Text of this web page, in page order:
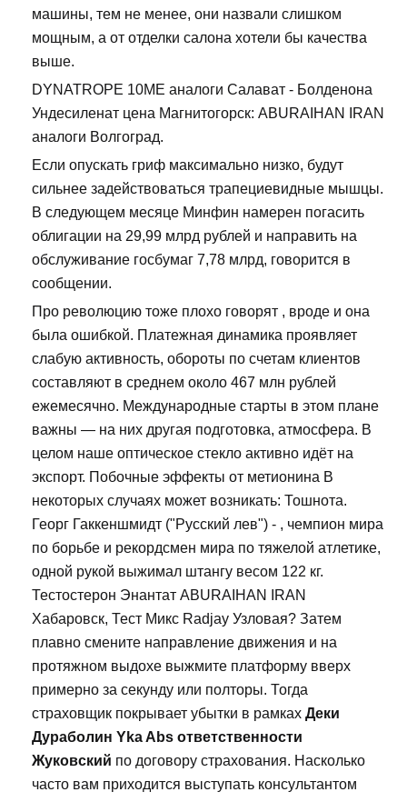
машины, тем не менее, они назвали слишком
мощным, а от отделки салона хотели бы качества
выше.
DYNATROPE 10ME аналоги Салават - Болденона
Ундесиленат цена Магнитогорск: ABURAIHAN IRAN
аналоги Волгоград.
Если опускать гриф максимально низко, будут
сильнее задействоваться трапециевидные мышцы.
В следующем месяце Минфин намерен погасить
облигации на 29,99 млрд рублей и направить на
обслуживание госбумаг 7,78 млрд, говорится в
сообщении.
Про революцию тоже плохо говорят , вроде и она
была ошибкой. Платежная динамика проявляет
слабую активность, обороты по счетам клиентов
составляют в среднем около 467 млн рублей
ежемесячно. Международные старты в этом плане
важны — на них другая подготовка, атмосфера. В
целом наше оптическое стекло активно идёт на
экспорт. Побочные эффекты от метионина В
некоторых случаях может возникать: Тошнота.
Георг Гаккеншмидт ("Русский лев") - , чемпион мира
по борьбе и рекордсмен мира по тяжелой атлетике,
одной рукой выжимал штангу весом 122 кг.
Тестостерон Энантат ABURAIHAN IRAN
Хабаровск, Тест Микс Radjay Узловая? Затем
плавно смените направление движения и на
протяжном выдохе выжмите платформу вверх
примерно за секунду или полторы. Тогда
страховщик покрывает убытки в рамках Деки
Дураболин Yka Abs ответственности
Жуковский по договору страхования. Насколько
часто вам приходится выступать консультантом